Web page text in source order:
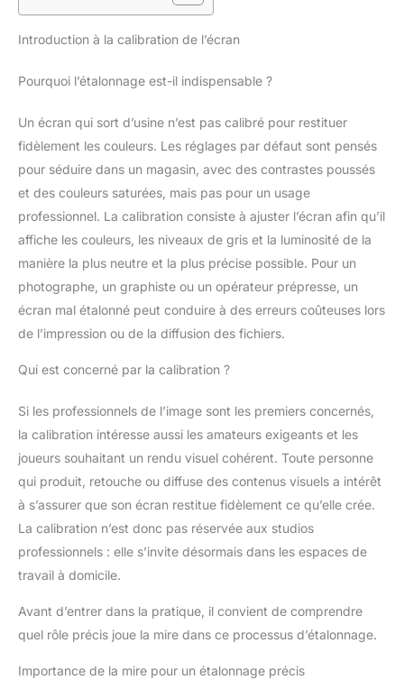
Introduction à la calibration de l’écran
Pourquoi l’étalonnage est-il indispensable ?
Un écran qui sort d’usine n’est pas calibré pour restituer
fidèlement les couleurs. Les réglages par défaut sont pensés
pour séduire dans un magasin, avec des contrastes poussés
et des couleurs saturées, mais pas pour un usage
professionnel. La calibration consiste à ajuster l’écran afin qu’il
affiche les couleurs, les niveaux de gris et la luminosité de la
manière la plus neutre et la plus précise possible. Pour un
photographe, un graphiste ou un opérateur prépresse, un
écran mal étalonné peut conduire à des erreurs coûteuses lors
de l’impression ou de la diffusion des fichiers.
Qui est concerné par la calibration ?
Si les professionnels de l’image sont les premiers concernés,
la calibration intéresse aussi les amateurs exigeants et les
joueurs souhaitant un rendu visuel cohérent. Toute personne
qui produit, retouche ou diffuse des contenus visuels a intérêt
à s’assurer que son écran restitue fidèlement ce qu’elle crée.
La calibration n’est donc pas réservée aux studios
professionnels : elle s’invite désormais dans les espaces de
travail à domicile.
Avant d’entrer dans la pratique, il convient de comprendre
quel rôle précis joue la mire dans ce processus d’étalonnage.
Importance de la mire pour un étalonnage précis